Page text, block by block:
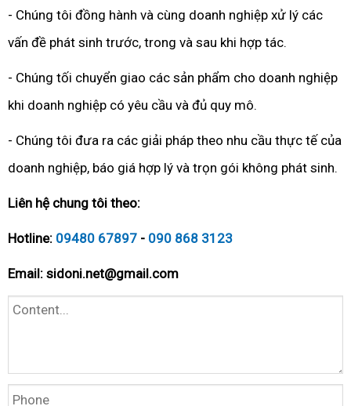
- Chúng tôi đồng hành và cùng doanh nghiệp xử lý các
vấn đề phát sinh trước, trong và sau khi hợp tác.
- Chúng tối chuyển giao các sản phẩm cho doanh nghiệp
khi doanh nghiệp có yêu cầu và đủ quy mô.
- Chúng tôi đưa ra các giải pháp theo nhu cầu thực tế của
doanh nghiệp, báo giá hợp lý và trọn gói không phát sinh.
Liên hệ chung tôi theo:
Hotline: 09480 67897 - 090 868 3123
Email: sidoni.net@gmail.com